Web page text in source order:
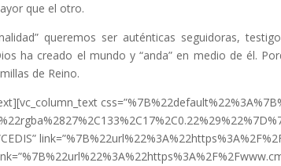
que el otro.
queremos ser auténticas seguidoras,
ha creado el mundo y “anda” en medio de él.
de Reino.